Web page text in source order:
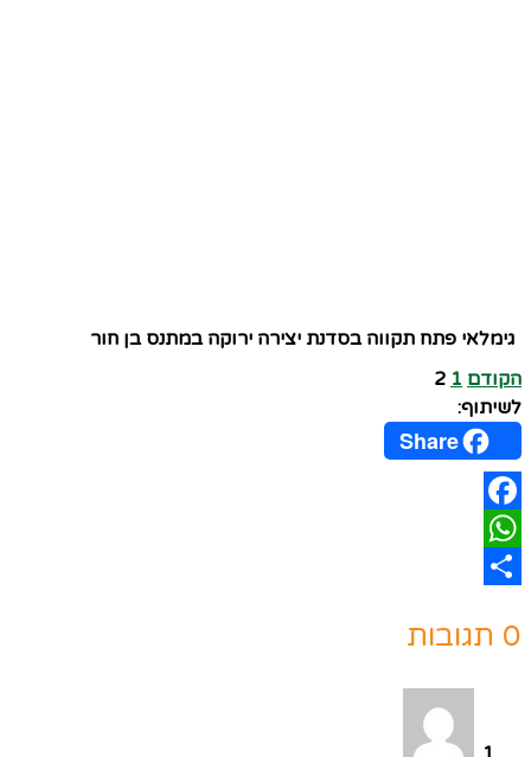
גימלאי פתח תקווה בסדנת יצירה ירוקה במתנס בן חור
הקודם 1
2
לשיתוף:
Share
Facebook
WhatsApp
0 תגובות